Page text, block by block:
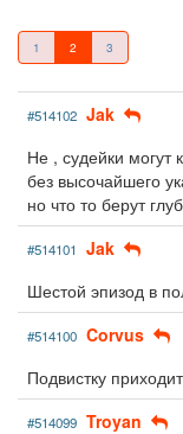
1 2 3
#514102 Jak
Не , судейки могут
без высочайшего
но что то берут
#514101 Jak
Шестой эпизод в
#514100 Corvus
Подвистку
#514099 Troyan